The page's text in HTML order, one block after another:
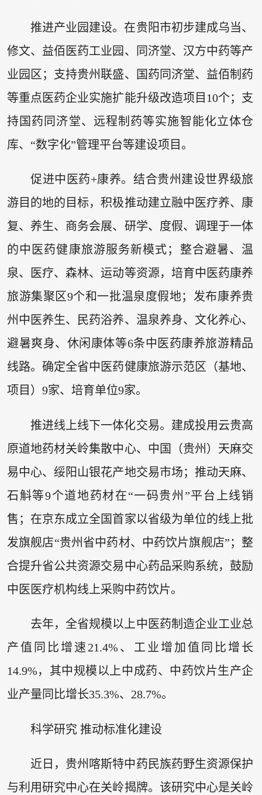
推进产业园建设。在贵阳市初步建成乌当、
修文、益佰医药工业园、同济堂、汉方中药等产
业园区；支持贵州联盛、国药同济堂、益佰制药
等重点医药企业实施扩能升级改造项目10个；支
持国药同济堂、远程制药等实施智能化立体仓
库、“数字化”管理平台等建设项目。
促进中医药+康养。结合贵州建设世界级旅
游目的地的目标，积极推动建立融中医疗养、康
复、养生、商务会展、研学、度假、调理于一体
的中医药健康旅游服务新模式；整合避暑、温
泉、医疗、森林、运动等资源，培育中医药康养
旅游集聚区9个和一批温泉度假地；发布康养贵
州中医养生、民药浴养、温泉养身、文化养心、
避暑爽身、休闲康体等6条中医药康养旅游精品
线路。确定全省中医药健康旅游示范区（基地、
项目）9家、培育单位9家。
推进线上线下一体化交易。建成投用云贵高
原道地药材关岭集散中心、中国（贵州）天麻交
易中心、绥阳山银花产地交易市场；推动天麻、
石斛等9个道地药材在“一码贵州”平台上线销
售；在京东成立全国首家以省级为单位的线上批
发旗舰店“贵州省中药材、中药饮片旗舰店”；整
合提升省公共资源交易中心药品采购系统，鼓励
中医医疗机构线上采购中药饮片。
去年，全省规模以上中医药制造企业工业总
产值同比增速21.4%、工业增加值同比增长
14.9%，其中规模以上中成药、中药饮片生产企
业产量同比增长35.3%、28.7%。
科学研究 推动标准化建设
近日，贵州喀斯特中药民族药野生资源保护
与利用研究中心在关岭揭牌。该研究中心是关岭